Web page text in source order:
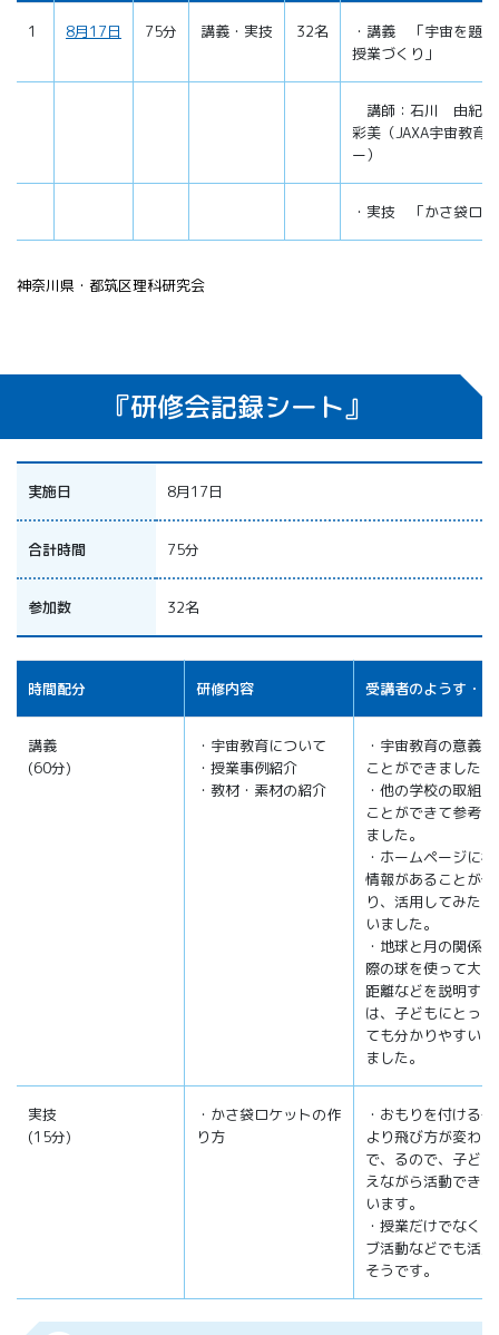
1 8月17日 75分 講義・実技 32名
・講義 「宇宙を題
授業づくり」
講師：石川 由紀
彩美（JAXA宇宙教育
ー）
・実技 「かさ袋ロ
神奈川県・都筑区理科研究会
『研修会記録シート』
実施日 8月17日
合計時間 75分
参加数 32名
時間配分 研修内容 受講者のようす・感
講義
(60分)
・宇宙教育について
・授業事例紹介
・教材・素材の紹介
・宇宙教育の意義
ことができました。
・他の学校の取組
ことができて参考
ました。
・ホームページに
情報があることが分
り、活用してみた
いました。
・地球と月の関係
際の球を使って大
距離などを説明す
は、子どもにとっ
ても分かりやすい
ました。
実技
(15分)
・かさ袋ロケットの作
り方
・おもりを付ける
より飛び方が変わ
で、るので、子ど
えながら活動でき
います。
・授業だけでなく
ブ活動などでも活
そうです。